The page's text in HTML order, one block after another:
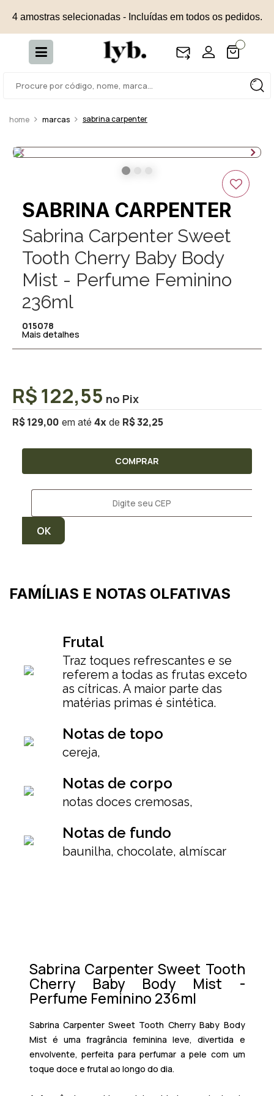
4 amostras selecionadas - Incluídas em todos os pedidos.
marcas sabrina carpenter
SABRINA CARPENTER
Sabrina Carpenter Sweet
Tooth Cherry Baby Body
Mist - Perfume Feminino
236ml
015078
Mais detalhes
R$ 129,00 4x R$ 32,25
R$ 122,55
COMPRAR
FAMÍLIAS E NOTAS OLFATIVAS
Frutal
Traz toques refrescantes e se
referem a todas as frutas exceto
as cítricas. A maior parte das
matérias primas é sintética.
Notas de topo
cereja,
Notas de corpo
notas doces cremosas,
Notas de fundo
baunilha, chocolate, almíscar
Sabrina Carpenter Sweet Tooth
Cherry Baby Body Mist -
Perfume Feminino 236ml
Sabrina Carpenter Sweet Tooth Cherry Baby Body
Mist é uma fragrância feminina leve, divertida e
envolvente, perfeita para perfumar a pele com um
toque doce e frutal ao longo do dia.